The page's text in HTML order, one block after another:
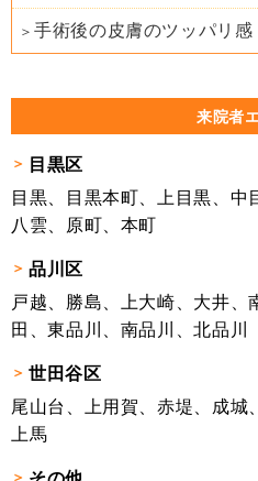
手術後の皮膚のツッパリ感
来院者
目黒区
目黒、目黒本町、上目黒、中
八雲、原町、本町
品川区
戸越、勝島、上大崎、大井、
田、東品川、南品川、北品川
世田谷区
尾山台、上用賀、赤堤、成城
上馬